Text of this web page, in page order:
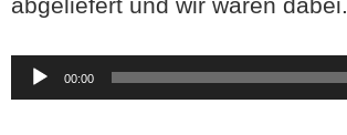
Audio-
Player
00:00